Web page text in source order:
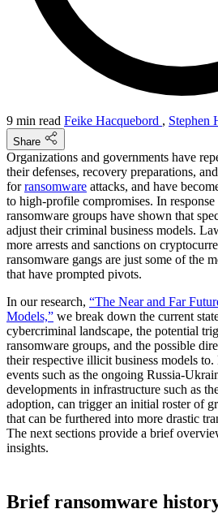
9 min read Feike Hacquebord , Stephen
Share
Organizations and governments have
their defenses, recovery preparations,
forransomware attacks, and have
to high-profile compromises. In
ransomware groups have shown that
adjust their criminal business models.
more arrests and sanctions on
ransomware gangs are just some of the
that have prompted pivots.
In our research, “The Near and Far
Models,” we break down the current
cybercriminal landscape, the potential
ransomware groups, and the possible
their respective illicit business models
events such as the ongoing Russia-
developments in infrastructure such as
adoption, can trigger an initial roster of
that can be furthered into more drastic
The next sections provide a brief
insights.
Brief ransomware